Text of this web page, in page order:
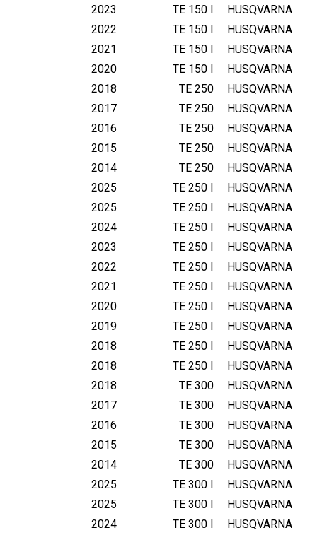
HUSQVARNA
TE 150 I
2023
HUSQVARNA
TE 150 I
2022
HUSQVARNA
TE 150 I
2021
HUSQVARNA
TE 150 I
2020
HUSQVARNA
TE 250
2018
HUSQVARNA
TE 250
2017
HUSQVARNA
TE 250
2016
HUSQVARNA
TE 250
2015
HUSQVARNA
TE 250
2014
HUSQVARNA
TE 250 I
2025
HUSQVARNA
TE 250 I
2025
HUSQVARNA
TE 250 I
2024
HUSQVARNA
TE 250 I
2023
HUSQVARNA
TE 250 I
2022
HUSQVARNA
TE 250 I
2021
HUSQVARNA
TE 250 I
2020
HUSQVARNA
TE 250 I
2019
HUSQVARNA
TE 250 I
2018
HUSQVARNA
TE 250 I
2018
HUSQVARNA
TE 300
2018
HUSQVARNA
TE 300
2017
HUSQVARNA
TE 300
2016
HUSQVARNA
TE 300
2015
HUSQVARNA
TE 300
2014
HUSQVARNA
TE 300 I
2025
HUSQVARNA
TE 300 I
2025
HUSQVARNA
TE 300 I
2024